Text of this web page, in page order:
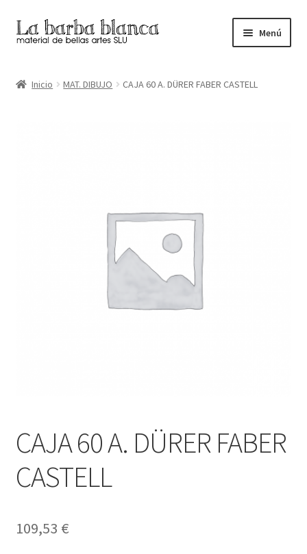
Ir
a
navegación
Ir
al
Menú
Inicio MAT. DIBUJO CAJA 60 A. DÜRER FABER CASTELL
CAJA 60 A. DÜRER FABER
CASTELL
109,53 €